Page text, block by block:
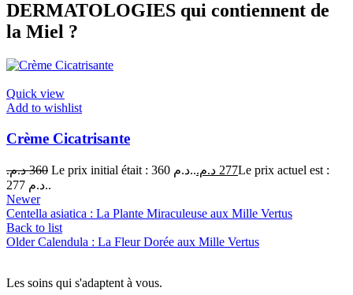
DERMATOLOGIES qui contiennent de
la Miel ?
Quick view
Add to wishlist
Crème Cicatrisante
360 د.م. Le prix initial était : 360 د.م.. 277 د.م.
Le prix actuel est :
277 د.م..
Newer
Centella asiatica : La Plante Miraculeuse aux Mille Vertus
Back to list
Older Calendula : La Fleur Dorée aux Mille Vertus
Les soins qui s'adaptent à vous.